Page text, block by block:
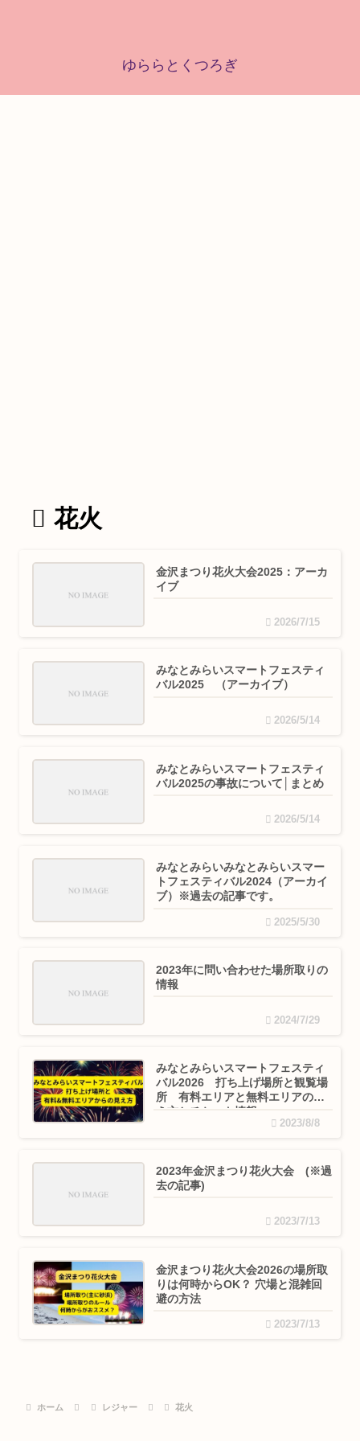
ゆららとくつろぎ
花火
金沢まつり花火大会2025：アーカ
イブ
2026/7/15
みなとみらいスマートフェスティ
バル2025 （アーカイブ）
2026/5/14
みなとみらいスマートフェスティ
バル2025の事故について│まとめ
2026/5/14
みなとみらいみなとみらいスマー
トフェスティバル2024（アーカイ
ブ）※過去の記事です。
2025/5/30
2023年に問い合わせた場所取りの
情報
2024/7/29
みなとみらいスマートフェスティ
バル2026 打ち上げ場所と観覧場
所 有料エリアと無料エリアの見
え方とチケット情報
2023/8/8
2023年金沢まつり花火大会 (※過
去の記事)
2023/7/13
金沢まつり花火大会2026の場所取
りは何時からOK？ 穴場と混雑回
避の方法
2023/7/13
ホーム レジャー 花火